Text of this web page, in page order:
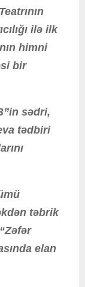
ilə ilk
himni
bir
sədri,
tədbiri
təbrik
elan